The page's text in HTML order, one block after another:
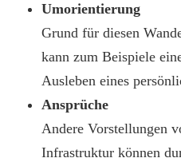
Umorientierung
Grund für diesen
kann zum Beispiele
Ausleben eines
Ansprüche
Andere Vorstellungen
Infrastruktur können